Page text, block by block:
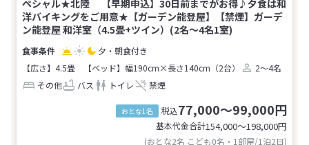
ペシャル★北陸 【早期申込】30日前までがお得♪夕食は和
洋バイキングをご用意★【ガーデン能登屋】【禁煙】ガーデ
ン能登屋 和洋室（4.5畳+ツイン）(2名～4名1室)
夕・朝食付き
【広さ】4.5畳
【ベッド】幅190cm×長さ140cm（2台）
2～4名
その他
バス トイレ 禁煙
おとな1名 税込77,000～99,000円
基本代金合計154,000〜198,000円
(おとな2名 こども0名・1部屋/1泊2日)